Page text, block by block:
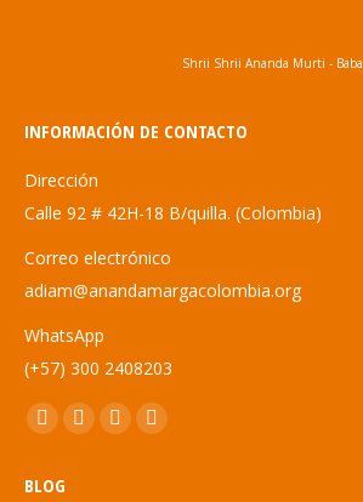
Shrii Shrii Ananda Murti - Baba
INFORMACIÓN DE CONTACTO
Dirección
Calle 92 # 42H-18 B/quilla. (Colombia)
Correo electrónico
adiam@anandamargacolombia.org
WhatsApp
(+57) 300 2408203
Encuéntranos en:
Abrir
en
AbrirAbrirAbrir
BLOG